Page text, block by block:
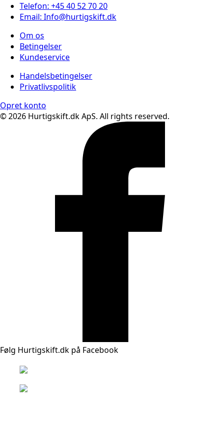
Telefon: +45 40 52 70 20
Email: Info@hurtigskift.dk
Om os
Betingelser
Kundeservice
Handelsbetingelser
Privatlivspolitik
Opret konto
© 2026 Hurtigskift.dk ApS. All rights reserved.
Følg Hurtigskift.dk på Facebook